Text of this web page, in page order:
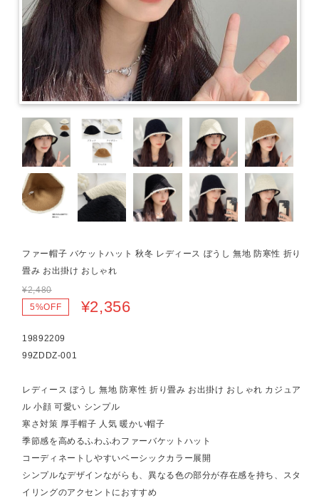
ファー帽子 バケットハット 秋冬 レディース ぼうし 無地 防寒性 折り
畳み お出掛け おしゃれ
¥2,480
5%OFF
¥2,356
19892209
99ZDDZ-001
レディース ぼうし 無地 防寒性 折り畳み お出掛け おしゃれ カジュア
ル 小顔 可愛い シンプル
寒さ対策 厚手帽子 人気 暖かい帽子
季節感を高めるふわふわファーバケットハット
コーディネートしやすいベーシックカラー展開
シンプルなデザインながらも、異なる色の部分が存在感を持ち、スタ
イリングのアクセントにおすすめ